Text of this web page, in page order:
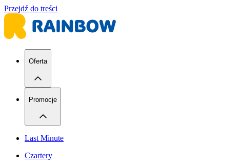
Przejdź do treści
Oferta
Promocje
Last Minute
Czartery